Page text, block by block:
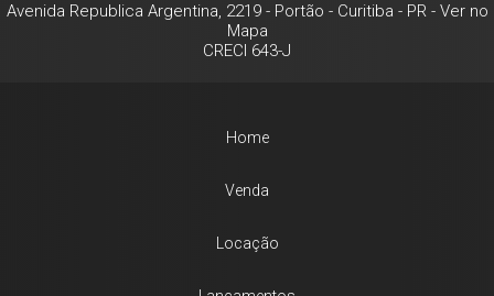
Avenida Republica Argentina, 2219- Portão - Curitiba - PR- Ver no
Mapa
CRECI 643-J
Home
Venda
Locação